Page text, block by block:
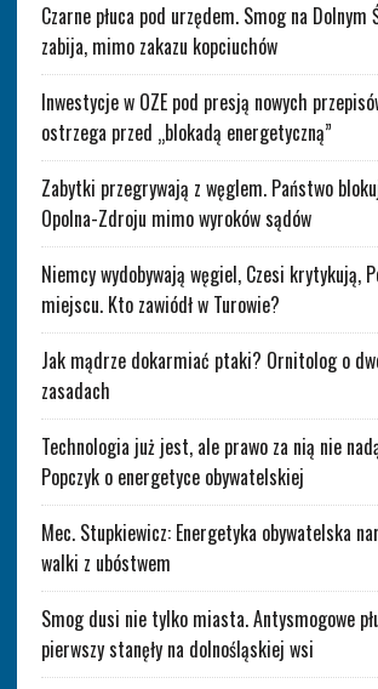
Czarne płuca pod urzędem. Smog na Dolnym
zabija, mimo zakazu kopciuchów
Inwestycje w OZE pod presją nowych
ostrzega przed „blokadą energetyczną”
Zabytki przegrywają z węglem. Państwo
Opolna-Zdroju mimo wyroków sądów
Niemcy wydobywają węgiel, Czesi krytykują,
miejscu. Kto zawiódł w Turowie?
Jak mądrze dokarmiać ptaki? Ornitolog o
zasadach
Technologia już jest, ale prawo za nią nie
Popczyk o energetyce obywatelskiej
Mec. Stupkiewicz: Energetyka obywatelska
walki z ubóstwem
Smog dusi nie tylko miasta. Antysmogowe
pierwszy stanęły na dolnośląskiej wsi